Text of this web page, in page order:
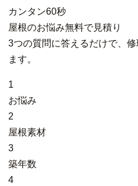
カンタン60秒
屋根のお悩み無料で見積り
3つの質問に答えるだけで、
ます。
1
お悩み
2
屋根素材
3
築年数
4